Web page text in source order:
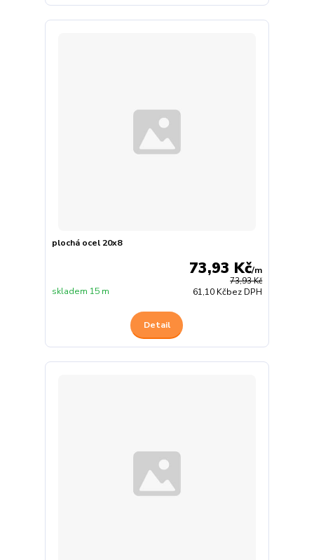
plochá ocel 20x8
73,93 Kč
73,93 Kč/m
61,10 Kčbez DPH
skladem 15 m
Detail